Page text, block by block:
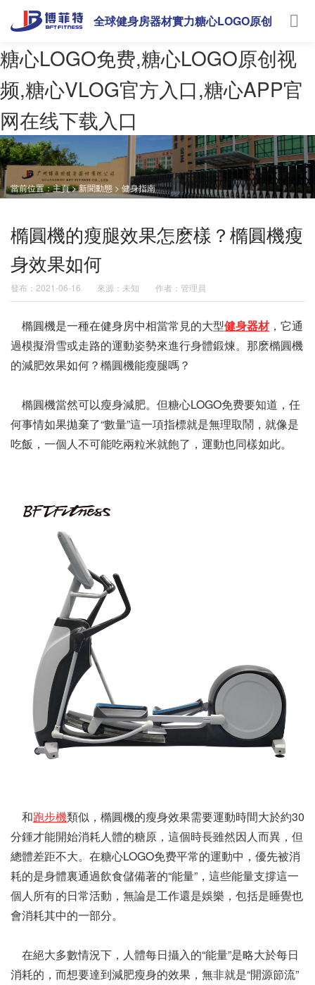
糖心LOGO免费,糖心LOGO原创视
频,糖心VLOG官方入口,糖心APP官
网在线下载入口
全球健身房器材實力糖心LOGO原创
當前位置：主頁>新聞動態 > 健身指南
橢圓機的瘦腿效果怎麽樣？橢圓機瘦
身效果如何
發布：2021-06-16 來源：未知 作者：管理員
橢圓機是一種在健身房中相當常見的大型健身器材，它通
過模擬滑雪或走路的運動姿勢來進行身體鍛煉。那麽橢圓機
的減肥效果如何？橢圓機能瘦腿嗎？
橢圓機當然可以瘦身減肥。但糖心LOGO免费要知道，任
何事情如果拋棄了“數量”這一項指標就是無理取鬧，就像是
吃飯，一個人不可能吃兩粒米就飽了，運動也同樣如此。
和跑步機類似，橢圓機的瘦身效果需要運動時間大於約30
分鍾才能開始消耗人體的糖原，這個時長雖然因人而異，但
總體差距不大。在糖心LOGO免费平常的運動中，優先被消
耗的是身體裏通過飲食儲備著的“能量”，這些能量支撐這一
個人所有的日常活動，無論是工作還是娛樂，包括是睡覺也
會消耗其中的一部分。
在絕大多數情況下，人體每日攝入的“能量”是略大於每日
消耗的，而想要達到減肥瘦身的效果，無非就是“開源節流”